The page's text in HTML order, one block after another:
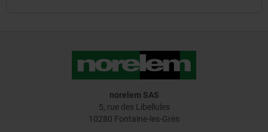
norelem SAS
5, rue des Libellules
10280 Fontaine-les-Grès